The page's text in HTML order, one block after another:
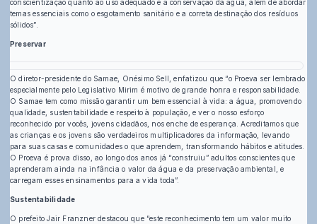
conscientização quanto ao uso adequado e à conservação da água, além de abordar
temas essenciais como o esgotamento sanitário e a correta destinação dos resíduos
sólidos”.
Preservar
O diretor-presidente do Samae, Onésimo Sell, enfatizou que “o Proeva ser lembrado
especialmente pelo Legislativo Mirim é motivo de grande honra e responsabilidade.
O Samae tem como missão garantir um bem essencial à vida: a água, promovendo
qualidade, sustentabilidade e respeito à população, e ver o nosso esforço
reconhecido por vocês, jovens cidadãos, nos enche de esperança. Acreditamos que
as crianças e os jovens são verdadeiros multiplicadores da informação, levando
para suas casas e comunidades o que aprendem, transformando hábitos e atitudes.
O Proeva é prova disso, ao longo dos anos já “construiu” adultos conscientes que
aprenderam ainda na infância o valor da água e da preservação ambiental, e
carregam esses ensinamentos para a vida toda”.
Sustentabilidade
O prefeito Jair Franzner destacou que “este reconhecimento tem um valor muito